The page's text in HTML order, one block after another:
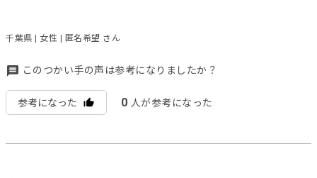
千葉県 | 女性 | 匿名希望 さん
このつかい手の声は参考になりましたか？
参考になった 0 人が参考になった